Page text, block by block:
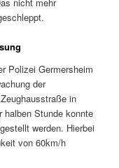
Polizei Germersheim
der
in
halben Stunde konnte
werden. Hierbei
von 60km/h